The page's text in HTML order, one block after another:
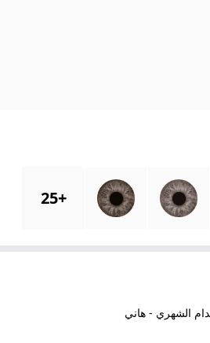
الشهري - هاني
+
25